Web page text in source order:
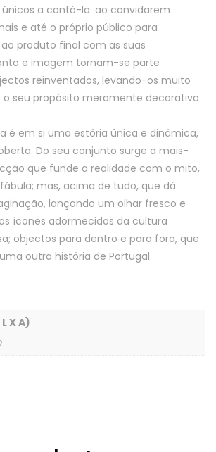
a contá-la: ao convidarem
e até o próprio público para
produto final com as suas
e imagem tornam-se parte
reinventados, levando-os muito
seu propósito meramente decorativo
é em si uma estória única e dinâmica,
Do seu conjunto surge a mais-
que funde a realidade com o mito,
mas, acima de tudo, que dá
lançando um olhar fresco e
ícones adormecidos da cultura
objectos para dentro e para fora, que
outra história de Portugal.
X A)